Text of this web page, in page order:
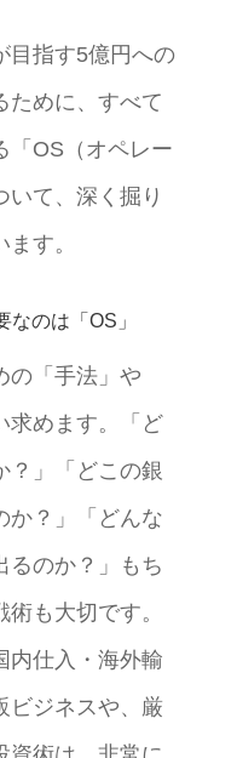
目指す5億円への
ために、すべて
「OS（オペレー
いて、深く掘り
す。
なのは「OS」
の「手法」や
求めます。「ど
？」「どこの銀
か？」「どんな
るのか？」もち
も大切です。
内仕入・海外輸
ビジネスや、厳